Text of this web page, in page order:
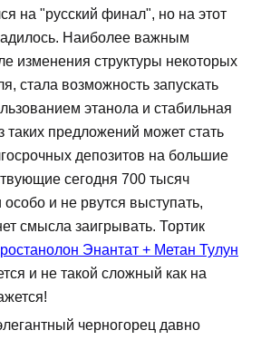
на "русский финал", но на этот
Наиболее важным
изменения структуры некоторых
стала возможность запускать
этанола и стабильная
таких предложений может стать
депозитов на большие
сегодня 700 тысяч
и не рвутся выступать,
смысла заигрывать. Тортик
Энантат + Метан Тулун
и не такой сложный как на
черногорец давно